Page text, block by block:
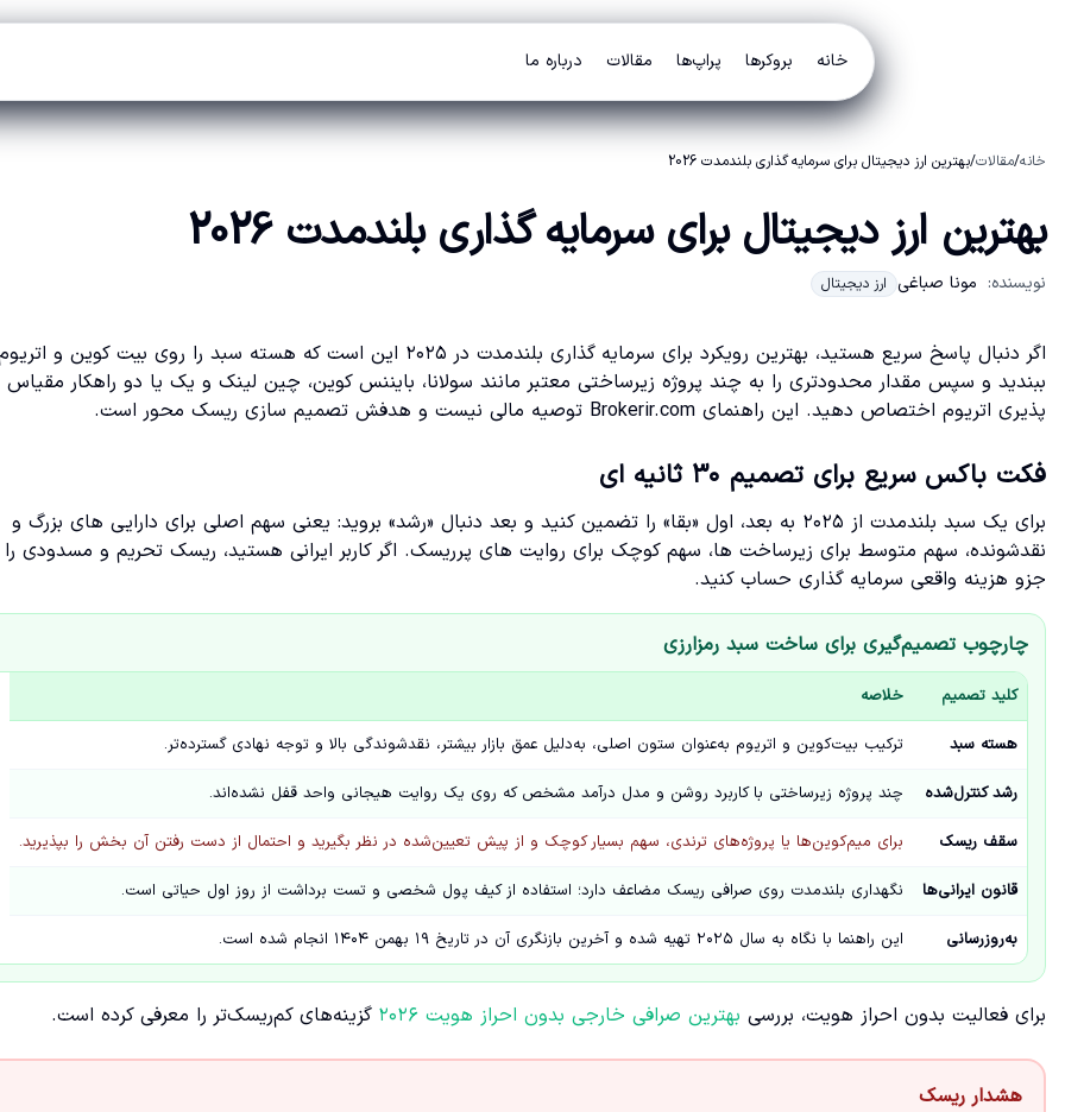
خانه بروکرها پراپ‌ها مقالات درباره ما
خانه/مقالات/بهترین ارز دیجیتال برای سرمایه گذاری بلندمدت 2026
بهترین ارز دیجیتال برای سرمایه گذاری بلندمدت 2026
نویسنده: مونا صباغی ارز دیجیتال
اگر دنبال پاسخ سریع هستید، بهترین رویکرد برای سرمایه گذاری بلندمدت در ۲۰۲۵ این است که هسته سبد را روی بیت کوین و
ببندید و سپس مقدار محدودتری را به چند پروژه زیرساختی معتبر مانند سولانا، بایننس کوین، چین لینک و یک یا دو راهکار مقیاس
پذیری اتریوم اختصاص دهید. این راهنمای Brokerir.com توصیه مالی نیست و هدفش تصمیم سازی ریسک محور است.
فکت باکس سریع برای تصمیم ۳۰ ثانیه ای
برای یک سبد بلندمدت از ۲۰۲۵ به بعد، اول «بقا» را تضمین کنید و بعد دنبال «رشد» بروید: یعنی سهم اصلی برای دارایی های بزرگ و
نقدشونده، سهم متوسط برای زیرساخت ها، سهم کوچک برای روایت های پرریسک. اگر کاربر ایرانی هستید، ریسک تحریم و مسدودی
جزو هزینه واقعی سرمایه گذاری حساب کنید.
چارچوب تصمیم‌گیری برای ساخت سبد رمزارزی
کلید تصمیم خلاصه
هسته سبد ترکیب بیت‌کوین و اتریوم به‌عنوان ستون اصلی، به‌دلیل عمق بازار بیشتر، نقدشوندگی بالا و توجه نهادی گسترده‌تر.
رشد کنترل‌شده چند پروژه زیرساختی با کاربرد روشن و مدل درآمد مشخص که روی یک روایت هیجانی واحد قفل نشده‌اند.
سقف ریسک برای میم‌کوین‌ها یا پروژه‌های ترندی، سهم بسیار کوچک و از پیش تعیین‌شده در نظر بگیرید و احتمال از دست رفتن آن بخش را بپذیرید.
قانون ایرانی‌ها نگهداری بلندمدت روی صرافی ریسک مضاعف دارد؛ استفاده از کیف پول شخصی و تست برداشت از روز اول حیاتی است.
به‌روزرسانی این راهنما با نگاه به سال ۲۰۲۵ تهیه شده و آخرین بازنگری آن در تاریخ ۱۹ بهمن ۱۴۰۴ انجام شده است.
برای فعالیت بدون احراز هویت، بررسی بهترین صرافی خارجی بدون احراز هویت ۲۰۲۶ گزینه‌های کم‌ریسک‌تر را معرفی کرده است.
هشدار ریسک